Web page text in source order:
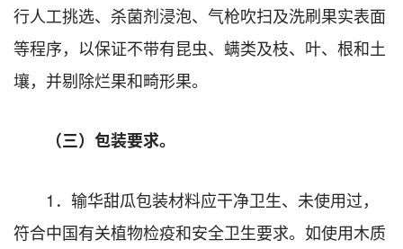
行人工挑选、杀菌剂浸泡、气枪吹扫及洗刷果实表面
等程序，以保证不带有昆虫、螨类及枝、叶、根和土
壤，并剔除烂果和畸形果。
（三）包装要求。
1．输华甜瓜包装材料应干净卫生、未使用过，
符合中国有关植物检疫和安全卫生要求。如使用木质